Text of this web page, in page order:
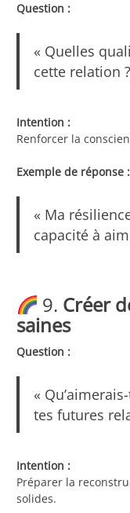
Question :
« Quelles
cette relation
Intention :
Renforcer la
Exemple de réponse :
« Ma
capacité à
9. Créer
saines
Question :
«
tes futures
Intention :
Préparer la
solides.